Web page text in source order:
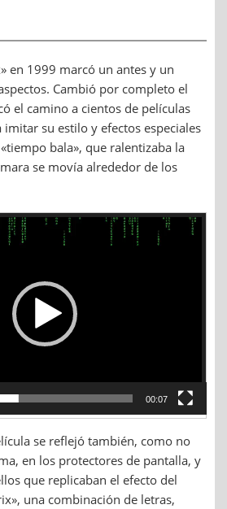
en 1999 marcó un antes y un
Cambió por completo el
el camino a cientos de películas
imitar su estilo y efectos especiales
bala», que ralentizaba la
se movía alrededor de los
Reproductor
00:07
se reflejó también, como no
en los protectores de pantalla, y
que replicaban el efecto del
una combinación de letras,